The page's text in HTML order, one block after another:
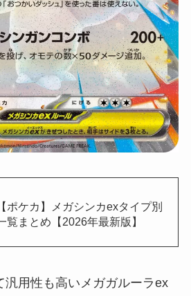
【ポケカ】メガシンカexタイプ別
覧まとめ【2026年最新版】
汎用性も高いメガガルーラex